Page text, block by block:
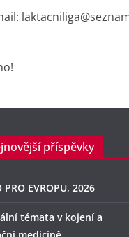
příspěvky
PRO EVROPU, 2026
témata v kojení a